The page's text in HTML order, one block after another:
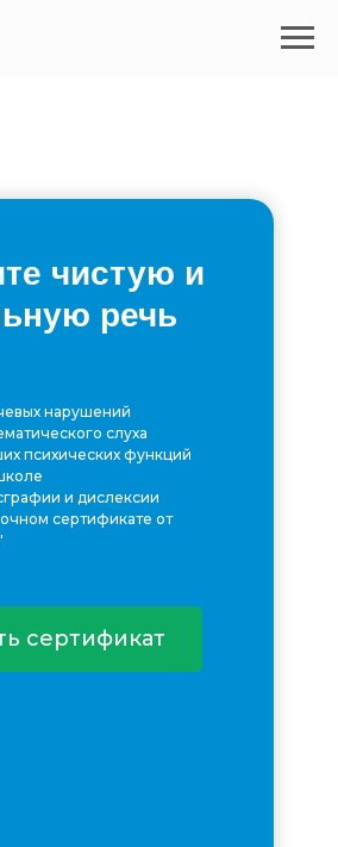
чистую и
речь
нарушений
слуха
психических функций
и дислексии
сертификате от
сертификат